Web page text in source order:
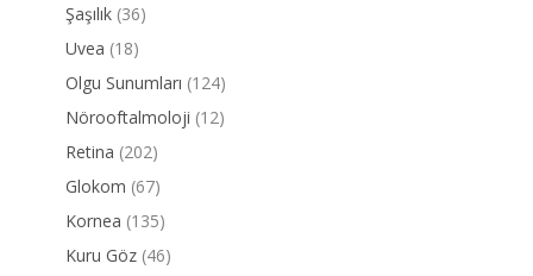
Şaşılık (36)
Uvea (18)
Olgu Sunumları (124)
Nörooftalmoloji (12)
Retina (202)
Glokom (67)
Kornea (135)
Kuru Göz (46)